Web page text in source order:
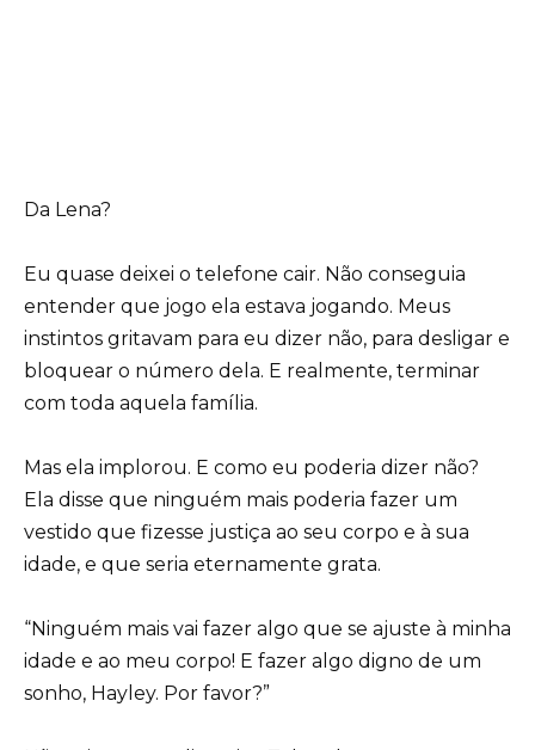
Da Lena?
Eu quase deixei o telefone cair. Não conseguia
entender que jogo ela estava jogando. Meus
instintos gritavam para eu dizer não, para desligar e
bloquear o número dela. E realmente, terminar
com toda aquela família.
Mas ela implorou. E como eu poderia dizer não?
Ela disse que ninguém mais poderia fazer um
vestido que fizesse justiça ao seu corpo e à sua
idade, e que seria eternamente grata.
“Ninguém mais vai fazer algo que se ajuste à minha
idade e ao meu corpo! E fazer algo digno de um
sonho, Hayley. Por favor?”